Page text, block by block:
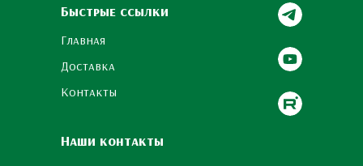
Быстрые ссылки
Главная
Доставка
Контакты
Наши контакты